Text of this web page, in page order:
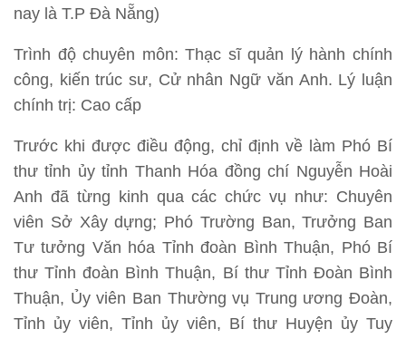
nay là T.P Đà Nẵng)
Trình độ chuyên môn: Thạc sĩ quản lý hành chính
công, kiến trúc sư, Cử nhân Ngữ văn Anh. Lý luận
chính trị: Cao cấp
Trước khi được điều động, chỉ định về làm Phó Bí
thư tỉnh ủy tỉnh Thanh Hóa đồng chí Nguyễn Hoài
Anh đã từng kinh qua các chức vụ như: Chuyên
viên Sở Xây dựng; Phó Trường Ban, Trưởng Ban
Tư tưởng Văn hóa Tỉnh đoàn Bình Thuận, Phó Bí
thư Tỉnh đoàn Bình Thuận, Bí thư Tỉnh Đoàn Bình
Thuận, Ủy viên Ban Thường vụ Trung ương Đoàn,
Tỉnh ủy viên, Tỉnh ủy viên, Bí thư Huyện ủy Tuy